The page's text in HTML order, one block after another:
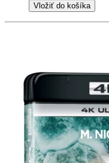
Vložiť do košíka